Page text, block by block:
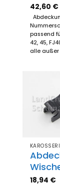
42,60 €
passend
42, 45,
alle außer
18,94 €